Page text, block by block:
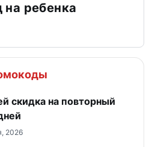
ребенка
скидка на повторный
2026